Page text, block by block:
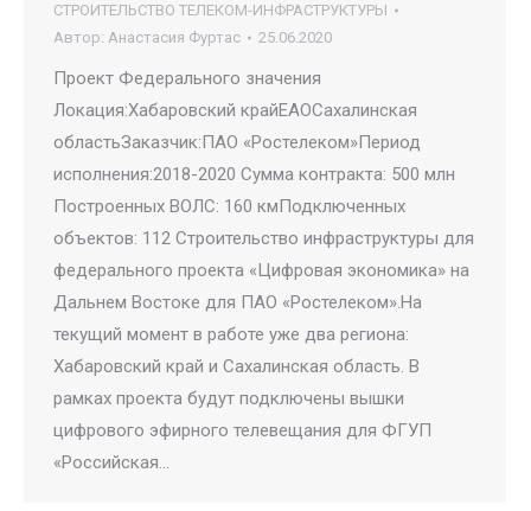
СТРОИТЕЛЬСТВО ТЕЛЕКОМ-ИНФРАСТРУКТУРЫ
Автор: Анастасия Фуртас 25.06.2020
Проект Федерального значения
Локация:Хабаровский крайЕАОСахалинская
областьЗаказчик:ПАО «Ростелеком»Период
исполнения:2018-2020 Cумма контракта: 500 млн
Построенных ВОЛС: 160 кмПодключенных
объектов: 112 Строительство инфраструктуры для
федерального проекта «Цифровая экономика» на
Дальнем Востоке для ПАО «Ростелеком».На
текущий момент в работе уже два региона:
Хабаровский край и Сахалинская область. В
рамках проекта будут подключены вышки
цифрового эфирного телевещания для ФГУП
«Российская…